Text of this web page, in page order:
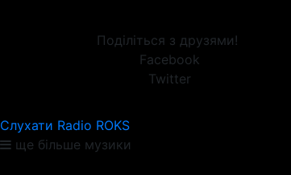
Поділіться з друзями!
Facebook
Twitter
Слухати Radio ROKS
ще більше музики